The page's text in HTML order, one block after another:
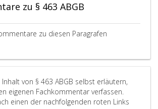
zu § 463 ABGB
zu diesen Paragrafen
von § 463 ABGB selbst erläutern,
eigenen Fachkommentar verfassen.
einen der nachfolgenden roten Links